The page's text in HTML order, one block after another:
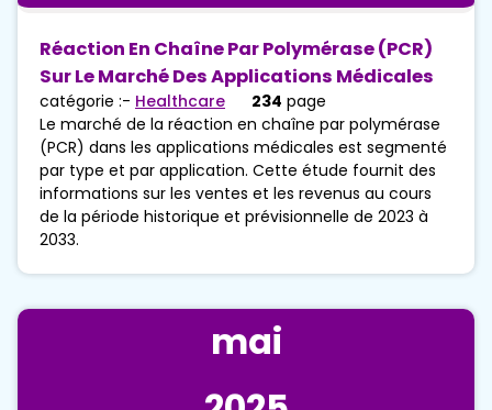
Réaction En Chaîne Par Polymérase (PCR)
Sur Le Marché Des Applications Médicales
catégorie :- Healthcare 234 page
Le marché de la réaction en chaîne par polymérase
(PCR) dans les applications médicales est segmenté
par type et par application. Cette étude fournit des
informations sur les ventes et les revenus au cours
de la période historique et prévisionnelle de 2023 à
2033.
mai